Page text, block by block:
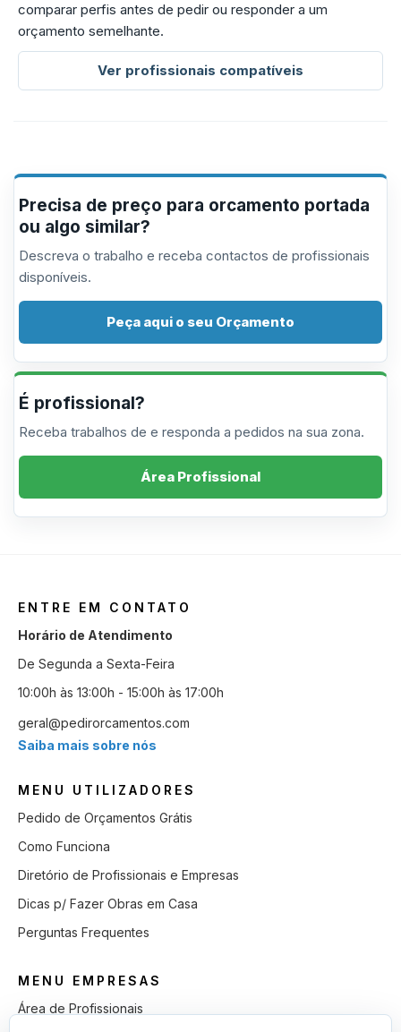
comparar perfis antes de pedir ou responder a um
orçamento semelhante.
Ver profissionais compatíveis
Precisa de preço para orcamento portada
ou algo similar?
Descreva o trabalho e receba contactos de profissionais
disponíveis.
Peça aqui o seu Orçamento
É profissional?
Receba trabalhos de e responda a pedidos na sua zona.
Área Profissional
ENTRE EM CONTATO
Horário de Atendimento
De Segunda a Sexta-Feira
10:00h às 13:00h - 15:00h às 17:00h
geral@pedirorcamentos.com
Saiba mais sobre nós
MENU UTILIZADORES
Pedido de Orçamentos Grátis
Como Funciona
Diretório de Profissionais e Empresas
Dicas p/ Fazer Obras em Casa
Perguntas Frequentes
MENU EMPRESAS
Área de Profissionais